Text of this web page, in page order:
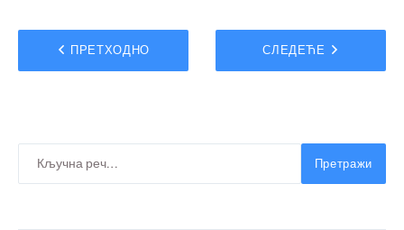
ПРЕТХОДНО СЛЕДЕЋЕ
Претражи